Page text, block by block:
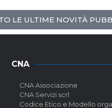
LE ULTIME NOVITÀ
CNA
CNA Associazione
CNA Servizi scrl
Codice Etico e Modello